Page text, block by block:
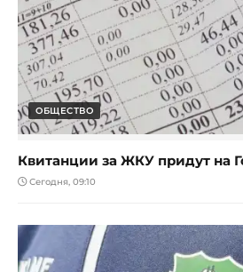
ОБЩЕСТВО
Квитанции за ЖКУ придут на
Сегодня, 09:10